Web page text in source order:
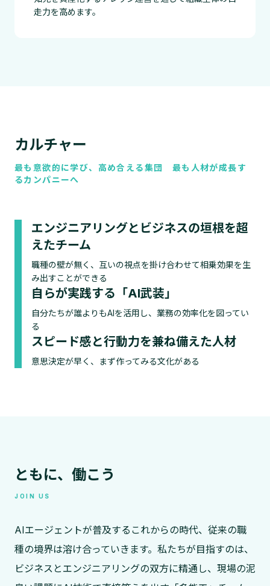
走力を高めます。
カルチャー
最も意欲的に学び、高め合える集団 最も人材が成長す
るカンパニーへ
エンジニアリングとビジネスの垣根を超
えたチーム
職種の壁が無く、互いの視点を掛け合わせて相乗効果を生
み出すことができる
自らが実践する「AI武装」
自分たちが誰よりもAIを活用し、業務の効率化を図ってい
る
スピード感と行動力を兼ね備えた人材
意思決定が早く、まず作ってみる文化がある
ともに、働こう
JOIN US
AIエージェントが普及するこれからの時代、従来の職
種の境界は溶け合っていきます。私たちが目指すのは、
ビジネスとエンジニアリングの双方に精通し、現場の泥